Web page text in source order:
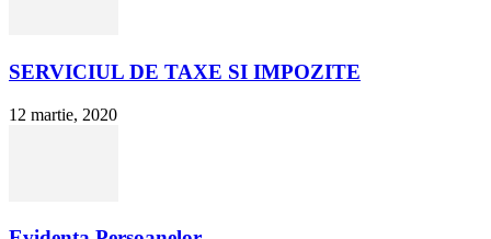
SERVICIUL DE TAXE SI IMPOZITE
12 martie, 2020